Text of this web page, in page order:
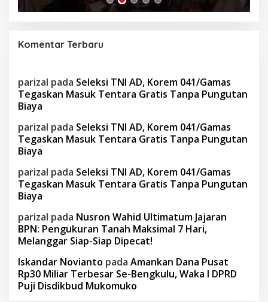
Komentar Terbaru
parizal pada Seleksi TNI AD, Korem 041/Gamas
Tegaskan Masuk Tentara Gratis Tanpa Pungutan
Biaya
parizal pada Seleksi TNI AD, Korem 041/Gamas
Tegaskan Masuk Tentara Gratis Tanpa Pungutan
Biaya
parizal pada Seleksi TNI AD, Korem 041/Gamas
Tegaskan Masuk Tentara Gratis Tanpa Pungutan
Biaya
parizal pada Nusron Wahid Ultimatum Jajaran
BPN: Pengukuran Tanah Maksimal 7 Hari,
Melanggar Siap-Siap Dipecat!
Iskandar Novianto pada Amankan Dana Pusat
Rp30 Miliar Terbesar Se-Bengkulu, Waka I DPRD
Puji Disdikbud Mukomuko